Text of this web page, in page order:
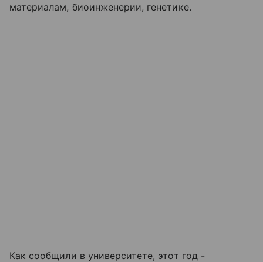
материалам, биоинженерии, генетике.
Как сообщили в университете, этот год -